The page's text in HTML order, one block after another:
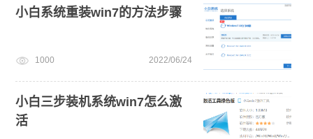
小白系统重装win7的方法步骤
1000 2022/06/24
小白三步装机系统win7怎么激
活